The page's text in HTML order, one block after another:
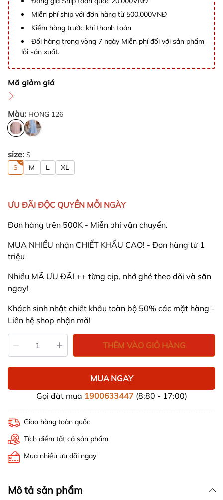
Miễn phí ship với đơn hàng từ 500.000VNĐ
Kiểm hàng trước khi thanh toán
Đổi hàng trong vòng 7 ngày Miễn phí đổi với sản phẩm
lỗi sản xuất.
Mã giảm giá
Màu: HONG 126
size: S
S
M L XL
ƯU ĐÃI ĐỘC QUYỀN MỖI NGÀY
Đơn hàng trên 500K - Miễn phí vận chuyển.
MUA NHIỀU nhận CHIẾT KHẤU CAO! - Đơn hàng từ 1
triệu
Nhiều MÃ ƯU ĐÃI ++ từng dịp, nhớ ghé theo dõi và săn
ngay!
Khách sinh nhật chiết khấu toàn bộ 50% các mặt hàng -
Liên hệ shop nhận mã!
THÊM VÀO GIỎ HÀNG
MUA NGAY
Gọi đặt mua 1900633447(8:80 - 17:00)
Giao hàng toàn quốc
Tích điểm tất cả sản phẩm
Mua nhiều ưu đãi ngay
Mô tả sản phẩm